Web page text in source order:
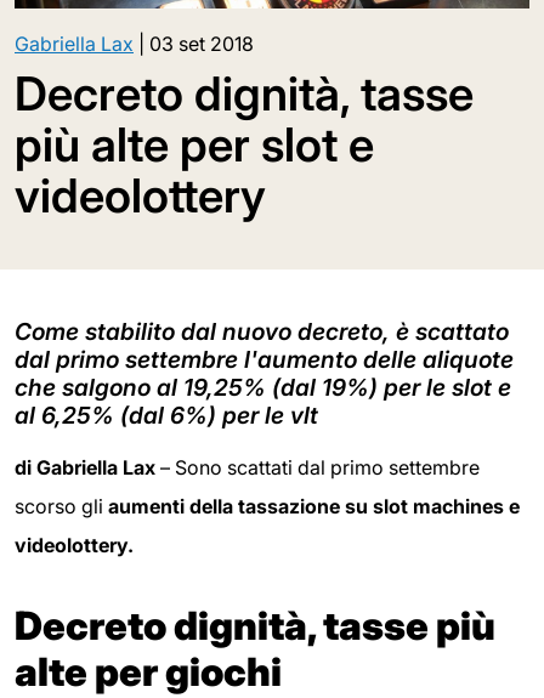
Gabriella Lax 03 set 2018
Decreto dignità, tasse
più alte per slot e
videolottery
Come stabilito dal nuovo decreto, è scattato
dal primo settembre l'aumento delle aliquote
che salgono al 19,25% (dal 19%) per le slot e
al 6,25% (dal 6%) per le vlt
di Gabriella Lax – Sono scattati dal primo settembre
scorso gli aumenti della tassazione su slot machines e
videolottery.
Decreto dignità, tasse più
alte per giochi